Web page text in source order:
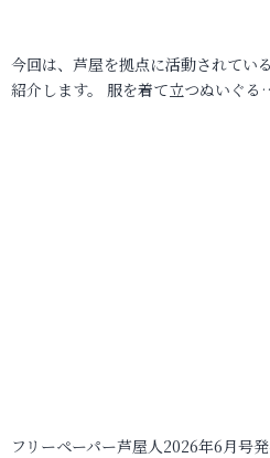
今回は、芦屋を拠点に活動されてい
紹介します。 服を着て立つぬいぐ
フリーペーパー芦屋人2026年6月号